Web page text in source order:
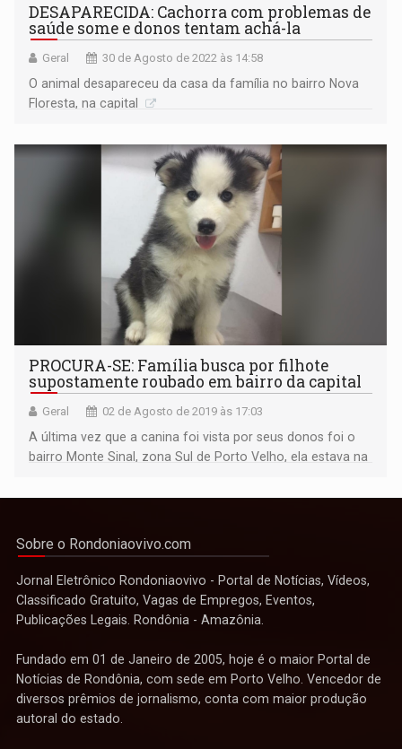
DESAPARECIDA: Cachorra com problemas de
saúde some e donos tentam achá-la
Geral 30 de Agosto de 2022 às 14:58
O animal desapareceu da casa da família no bairro Nova
Floresta, na capital
PROCURA-SE: Família busca por filhote
supostamente roubado em bairro da capital
Geral 02 de Agosto de 2019 às 17:03
A última vez que a canina foi vista por seus donos foi o
bairro Monte Sinal, zona Sul de Porto Velho, ela estava na
Sobre o Rondoniaovivo.com
Jornal Eletrônico Rondoniaovivo - Portal de Notícias, Vídeos,
Classificado Gratuito, Vagas de Empregos, Eventos,
Publicações Legais. Rondônia - Amazônia.
Fundado em 01 de Janeiro de 2005, hoje é o maior Portal de
Notícias de Rondônia, com sede em Porto Velho. Vencedor de
diversos prêmios de jornalismo, conta com maior produção
autoral do estado.